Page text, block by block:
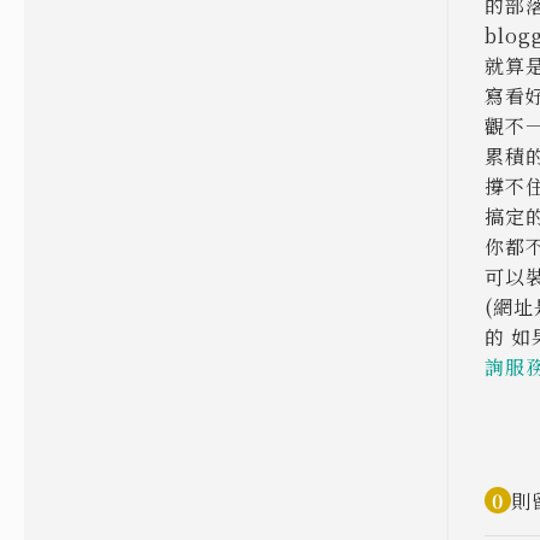
就算
寫看
觀不
累積
撐不
搞定
你都
可以
(網址
的 如
詢服
0 則